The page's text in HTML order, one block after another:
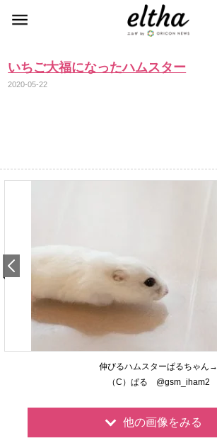
いちご大福になったハムスター
2020-05-22
伸びるハムスターぱるちゃん→
（C）ぱる @gsm_iham2
他の画像をみる